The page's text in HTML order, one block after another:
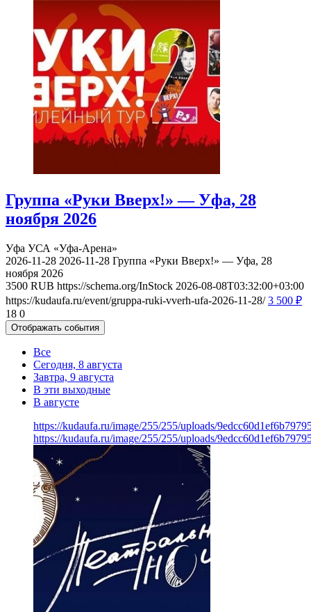
Группа «Руки Вверх!» — Уфа, 28
ноября 2026
Уфа УСА «Уфа-Арена»
2026-11-28 2026-11-28 Группа «Руки Вверх!» — Уфа, 28
ноября 2026
3500 RUB https://schema.org/InStock 2026-08-08T03:32:00+03:00
https://kudaufa.ru/event/gruppa-ruki-vverh-ufa-2026-11-28/ 3 500 ₽
18 0
Отображать события
Все
Сегодня, 8 августа
Завтра, 9 августа
В эти выходные
В августе
https://kudaufa.ru/image/255/255/uploads/
https://kudaufa.ru/image/255/255/uploads/